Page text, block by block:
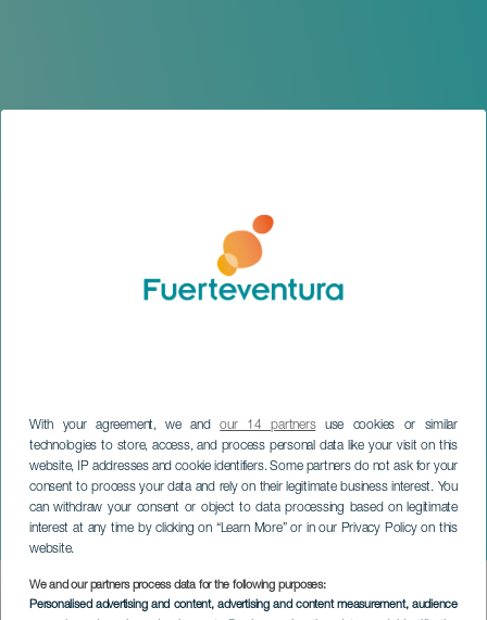
With your agreement, we andour 14 partnersuse cookies or similar
technologies to store, access, and process personal data like your visit on this
website, IP addresses and cookie identifiers. Some partners do not ask for your
consent to process your data and rely on their legitimate business interest. You
can withdraw your consent or object to data processing based on legitimate
interest at any time by clicking on “Learn More” or in our Privacy Policy on this
website.
We and our partners process data for the following purposes:
Personalised advertising and content, advertising and content measurement, audience
Puerto Joven
FUERTEVENTURA
Imagen
Listado